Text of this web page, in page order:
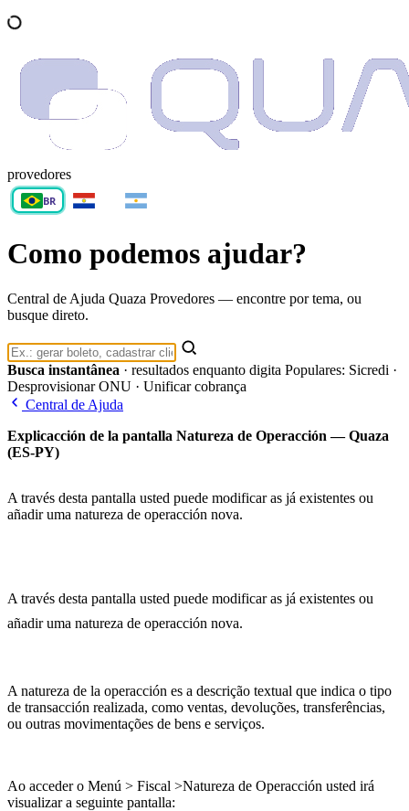
provedores
BR PY AR
Como podemos ajudar?
Central de Ajuda Quaza Provedores — encontre por tema, ou
busque direto.
Busca instantânea · resultados enquanto digita Populares: Sicredi ·
Desprovisionar ONU · Unificar cobrança
Central de Ajuda
Explicacción de la pantalla Natureza de Operacción — Quaza
(ES-PY)
A través desta pantalla usted puede modificar as já existentes ou
añadir uma natureza de operacción nova.
A través desta pantalla usted puede modificar as já existentes ou
añadir uma natureza de operacción nova.
A natureza de la operacción es a descrição textual que indica o tipo
de transacción realizada, como ventas, devoluções, transferências,
ou outras movimentações de bens e serviços.
Ao acceder o Menú > Fiscal >Natureza de Operacción usted irá
visualizar a seguinte pantalla: